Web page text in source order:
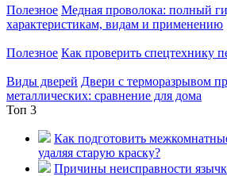
Полезное Медная проволока: полный
характеристикам, видам и применению
Полезное Как проверить спецтехнику
Виды дверей Двери с терморазрывом
металлических: сравнение для дома
Топ 3
Как подготовить
удаляя старую краску?
Причины неисправности